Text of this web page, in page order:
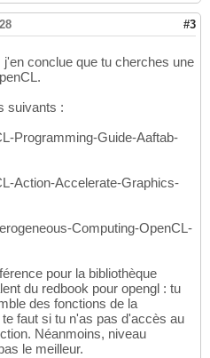
#3
conclue que tu cherches une
suivants :
Programming-Guide-Aaftab-
Action-Accelerate-Graphics-
Computing-OpenCL-
pour la bibliothèque
du redbook pour opengl : tu
des fonctions de la
faut si tu n'as pas d'accès au
Néanmoins, niveau
le meilleur.